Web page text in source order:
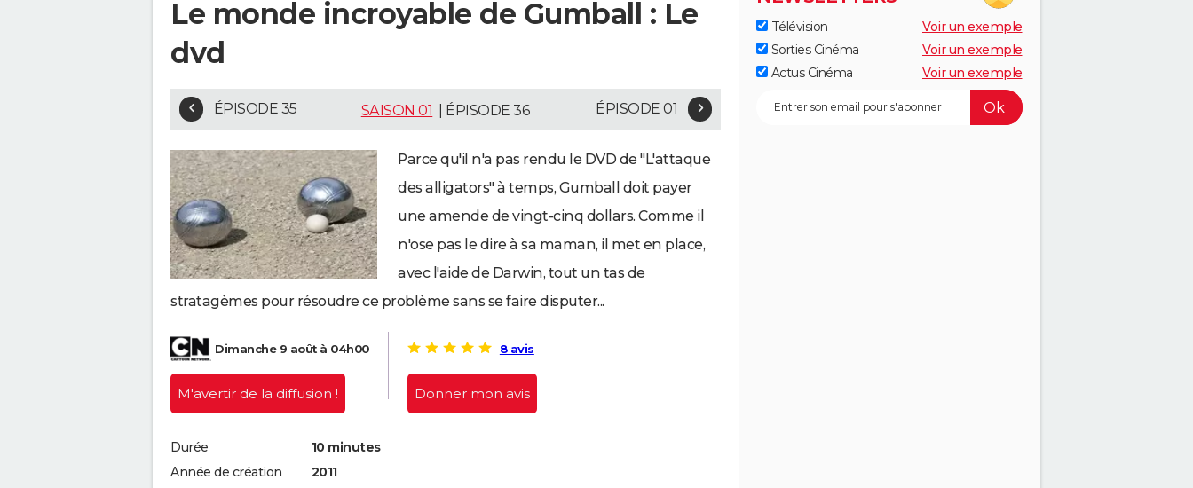
Le monde incroyable de Gumball : Le
dvd
ÉPISODE 35 SAISON 01 | ÉPISODE 36 ÉPISODE 01
Parce qu'il n'a pas rendu le DVD de "L'attaque
des alligators" à temps, Gumball doit payer
une amende de vingt-cinq dollars. Comme il
n'ose pas le dire à sa maman, il met en place,
avec l'aide de Darwin, tout un tas de
stratagèmes pour résoudre ce problème sans se faire disputer...
Dimanche 9 août à 04h00
M'avertir de la diffusion !
8 avis
Donner mon avis
Durée
10 minutes
Année de création
2011
Télévision
Voir un exemple
Sorties Cinéma
Voir un exemple
Actus Cinéma
Voir un exemple